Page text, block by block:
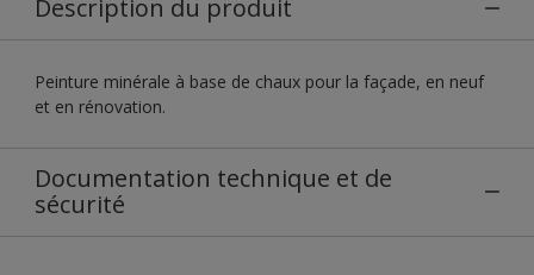
Description du produit
Peinture minérale à base de chaux pour la façade, en neuf
et en rénovation.
Documentation technique et de
sécurité